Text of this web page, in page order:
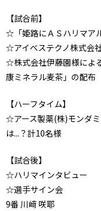
【試合前】
☆「姫路にＡＳハリマア
☆アイベステクノ株式会
☆株式会社伊藤園様によ
康ミネラル麦茶」の配布
【ハーフタイム】
☆アース製薬(株)モンダ
は...？計10名様
【試合後】
☆ハリマインタビュー
☆選手サイン会
9番 川﨑 咲耶